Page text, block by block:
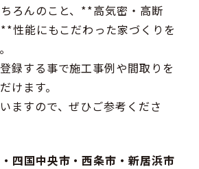
ろんのこと、**高気密・高断
性能にもこだわった家づくりを
録する事で施工事例や間取りを
けます。
ますので、ぜひご参考くださ
・四国中央市・西条市・新居浜市